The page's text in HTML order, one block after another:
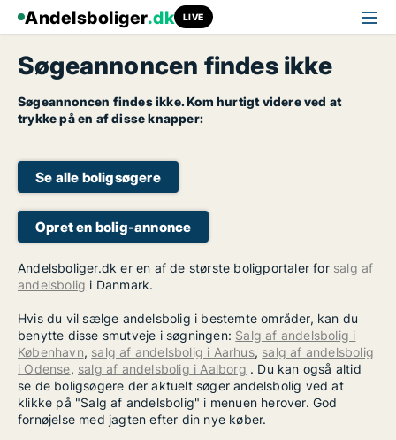
Andelsboliger.dk LIVE
Søgeannoncen findes ikke
Søgeannoncen findes ikke. Kom hurtigt videre ved at
trykke på en af disse knapper:
Se alle boligsøgere
Opret en bolig-annonce
Andelsboliger.dk er en af de største boligportaler for salg af
andelsbolig i Danmark.
Hvis du vil sælge andelsbolig i bestemte områder, kan du
benytte disse smutveje i søgningen: Salg af andelsbolig i
København, salg af andelsbolig i Aarhus, salg af andelsbolig
i Odense, salg af andelsbolig i Aalborg . Du kan også altid
se de boligsøgere der aktuelt søger andelsbolig ved at
klikke på "Salg af andelsbolig" i menuen herover. God
fornøjelse med jagten efter din nye køber.